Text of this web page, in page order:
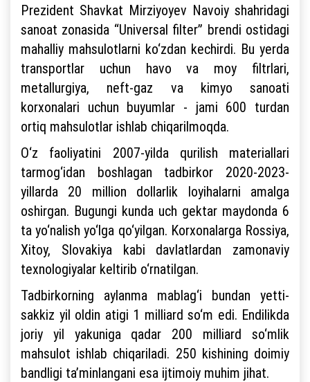
Prezident Shavkat Mirziyoyev Navoiy shahridagi
sanoat zonasida “Universal filter” brendi ostidagi
mahalliy mahsulotlarni ko‘zdan kechirdi. Bu yerda
transportlar uchun havo va moy filtrlari,
metallurgiya, neft-gaz va kimyo sanoati
korxonalari uchun buyumlar - jami 600 turdan
ortiq mahsulotlar ishlab chiqarilmoqda.
O‘z faoliyatini 2007-yilda qurilish materiallari
tarmog‘idan boshlagan tadbirkor 2020-2023-
yillarda 20 million dollarlik loyihalarni amalga
oshirgan. Bugungi kunda uch gektar maydonda 6
ta yo‘nalish yo‘lga qo‘yilgan. Korxonalarga Rossiya,
Xitoy, Slovakiya kabi davlatlardan zamonaviy
texnologiyalar keltirib o‘rnatilgan.
Tadbirkorning aylanma mablag‘i bundan yetti-
sakkiz yil oldin atigi 1 milliard so‘m edi. Endilikda
joriy yil yakuniga qadar 200 milliard so‘mlik
mahsulot ishlab chiqariladi. 250 kishining doimiy
bandligi ta’minlangani esa ijtimoiy muhim jihat.